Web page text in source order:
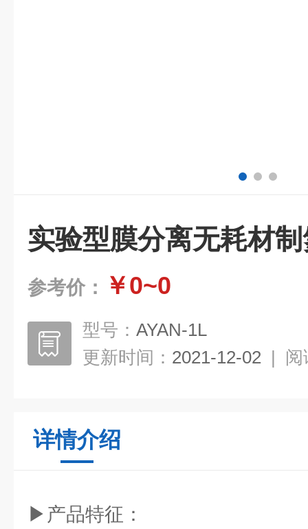
实验型膜分离无耗材
参考价： ￥0~0
型号： AYAN-1L
更新时间： 2021-12-02 | 阅
详情介绍
▶产品特征：